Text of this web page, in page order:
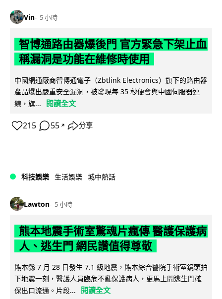
Vin 5 小時
智博通路由器爆後門 官方緊急下架止血
稱漏洞是功能在維修時使用
中國網通廠商智博通電子（Zbtlink Electronics）旗下的路由器
產品爆出嚴重安全漏洞，被發現每 35 秒便會與中國伺服器連
線，旗...
閱讀全文
215 55 ↗ 分享
科技娛樂 生活娛樂 城中熱話
Lawton 5 小時
熊本地震手術室驚魂片瘋傳 醫護保護病
人、逃生門 網民讚值得尊敬
熊本縣 7 月 28 日發生 7.1 級地震，熊本綜合醫院手術室鏡頭拍
下地震一刻，醫護人員臨危不亂保護病人，更馬上開逃生門確
保出口流通。片段...
閱讀全文